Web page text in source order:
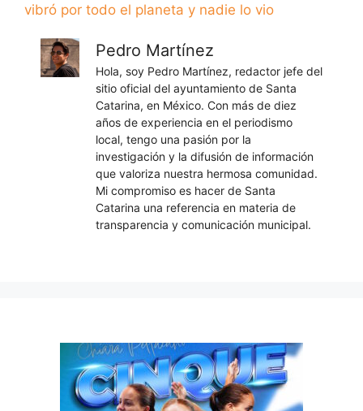
vibró por todo el planeta y nadie lo vio
Pedro Martínez
Hola, soy Pedro Martínez, redactor jefe del
sitio oficial del ayuntamiento de Santa
Catarina, en México. Con más de diez
años de experiencia en el periodismo
local, tengo una pasión por la
investigación y la difusión de información
que valoriza nuestra hermosa comunidad.
Mi compromiso es hacer de Santa
Catarina una referencia en materia de
transparencia y comunicación municipal.